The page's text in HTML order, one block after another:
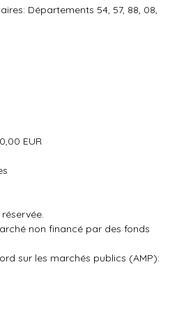
Départements 54, 57, 88, 08,
EUR
non financé par des fonds
sur les marchés publics (AMP):